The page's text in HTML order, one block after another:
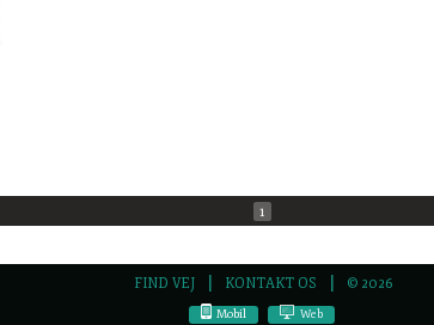
1
FIND VEJ KONTAKT OS © 2026
Mobil Web